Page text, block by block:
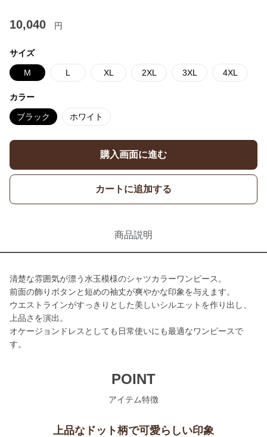
10,040 円
サイズ
M L XL 2XL 3XL 4XL
カラー
ブラック ホワイト
購入画面に進む
カートに追加する
商品説明
清楚な雰囲気が漂う水玉模様のシャツカラーワンピース。
前面の飾りボタンと短めの袖丈が爽やかな印象を与えます。
ウエストラインがすっきりとした美しいシルエットを作り出し、
上品さを演出。
オケージョンドレスとしても日常使いにも最適なワンピースで
す。
POINT
アイテム特徴
上品なドット柄で可愛らしい印象